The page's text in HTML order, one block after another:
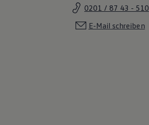
0201 / 87 43 - 510
E-Mail schreiben